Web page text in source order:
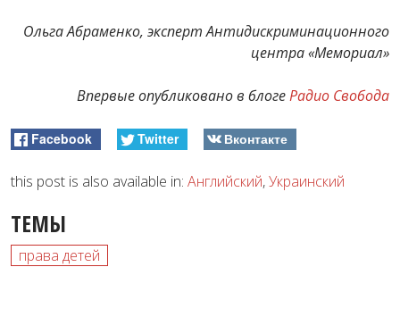
Ольга Абраменко, эксперт Антидискриминационного
центра «Мемориал»
Впервые опубликовано в блогеРадио Свобода
Facebook Twitter Вконтакте
this post is also available in: Английский,Украинский
ТЕМЫ
права детей